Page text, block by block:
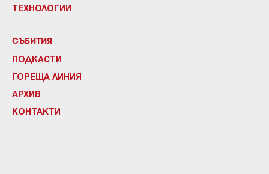
ТЕХНОЛОГИИ
СЪБИТИЯ
ПОДКАСТИ
ГОРЕЩА ЛИНИЯ
АРХИВ
КОНТАКТИ